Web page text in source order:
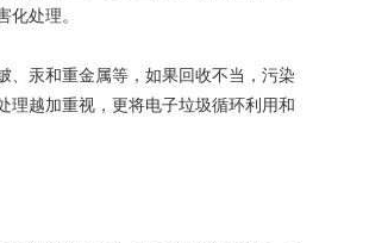
处理。
汞和重金属等，如果回收不当，污染
理越加重视，更将电子垃圾循环利用和